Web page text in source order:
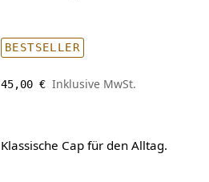
BESTSELLER
45,00 € Inklusive MwSt.
Klassische Cap für den Alltag.